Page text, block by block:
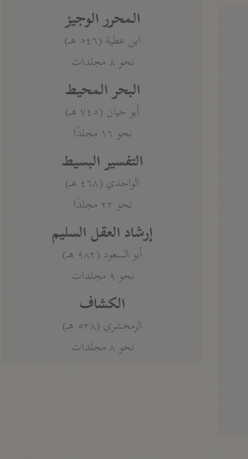
المحرر الوجيز
ابن عطية (٥٤٦ هـ)
نحو ٨ مجلدات
البحر المحيط
أبو حيان (٧٤٥ هـ)
نحو ١٦ مجلدًا
التفسير البسيط
الواحدي (٤٦٨ هـ)
نحو ٢٢ مجلدًا
إرشاد العقل السليم
أبو السعود (٩٨٢ هـ)
نحو ٩ مجلدات
الكشاف
الزمخشري (٥٣٨ هـ)
نحو ٨ مجلدات